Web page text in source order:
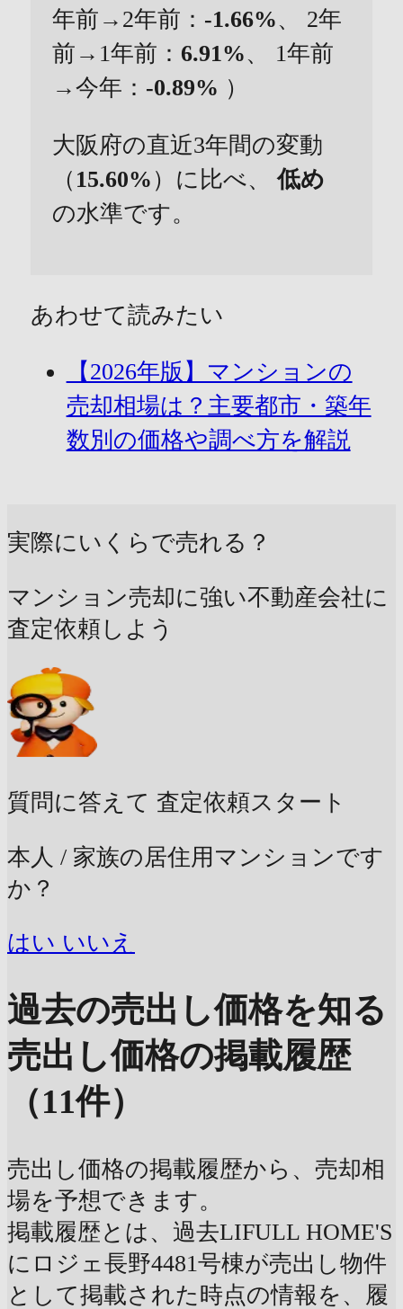
年前→2年前： -1.66%、 2年
前→1年前： 6.91%、 1年前
→今年： -0.89% ）
大阪府の直近3年間の変動
（ 15.60% ）に比べ、
低め
の水準です。
あわせて読みたい
【2026年版】マンションの
売却相場は？主要都市・築年
数別の価格や調べ方を解説
実際にいくらで売れる？
マンション売却に強い不動産会社に
査定依頼しよう
質問に答えて 査定依頼スタート
本人 / 家族の居住用マンションです
か？
はい いいえ
過去の売出し価格を知る
売出し価格の掲載履歴
（11件）
売出し価格の掲載履歴から、売却相
場を予想できます。
掲載履歴とは、過去LIFULL HOME'S
にロジェ長野4481号棟が売出し物件
として掲載された時点の情報を、履